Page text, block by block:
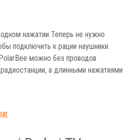
нажатии Теперь не нужно
подключить к рации наушники.
можно без проводов
а длинными нажатиями